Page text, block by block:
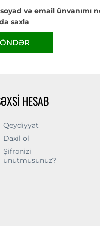
və email ünvanımı
saxla
HESAB
Qeydiyyat
Daxil ol
Şifrənizi
unutmusunuz?